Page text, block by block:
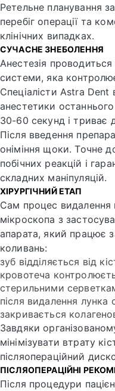
Ретельне планування
перебіг операції та
клінічних випадках.
СУЧАСНЕ ЗНЕБОЛЕННЯ
Анестезія
системи, яка
Спеціалісти Astra Dent
анестетики
30-60 секунд і триває
Після введення
оніміння щоки. Точне
побічних реакцій і
складних маніпуляцій.
ХІРУРГІЧНИЙ ЕТАП
Сам процес видалення
мікроскопа з
апарата, який працює
коливань:
зуб відділяється від
кровотеча
стерильними
після видалення лунка
закривається
Завдяки
мінімізувати втрату
післяопераційний
ПІСЛЯОПЕРАЦІЙНІ
Після процедури